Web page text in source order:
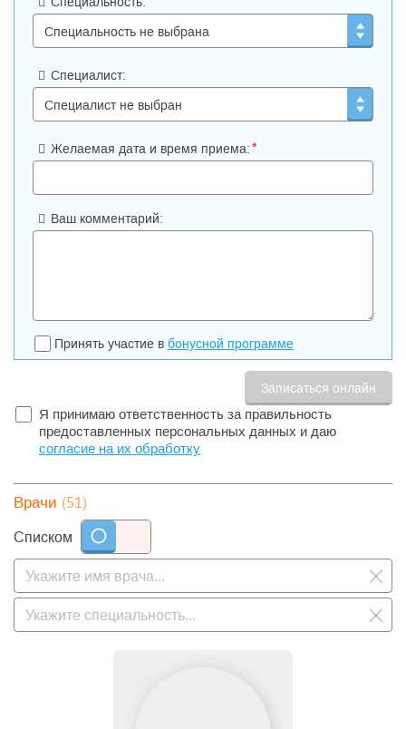
Специалист:
Желаемая дата и время приема:*
Ваш комментарий:
Принять участие в бонусной программе
Я принимаю ответственность за правильность
предоставленных персональных данных и даю
согласие на их обработку
Врачи (51)
Списком